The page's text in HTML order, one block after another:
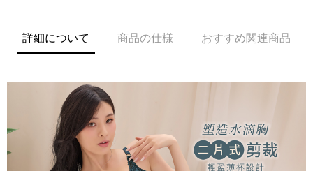
加の申請なしで即時に利用可能です。
2. 支払い方法で「OP Pay Later」を選択すると、注文が成立した後に自動
3. 実際の承認額、分割回数および費用については、後続の取引確認ページ
を基準とします。
4. 注文成立後30分以内に確認取引を行わない場合や審査が通過しない場
合、注文は自動的にキャンセルされます。「転専審査」に未通過の状況が
発生した場合は、システムの評価基準に達していないことを意味し、評価
内容についての説明はいたしかねます。
説明
一、 AFTEE代金後払いについて
2.SMSで認証してお支払い手続を進めてください。
3.注文するときのお支払いは不要です。商品はご指定の住所に配送されま
4.ご注文が完了すると、携帯に支払い通知のSMSが届きます。アプリ会員
の場合は、AFTEE アプリプッシュ通知が届きます。
5.商品受け取り時のお支払いは不要です。商品を確かめてから、SMSまた
はアプリの通知に従って、4大コンビニ、またはATM/オンラインバンキン
説明
「Hami Point」為中華電信所提供之點數服務，可於會員專區綁定中華電信
會員帳號後，即可在購物車使用 Hami Point 折抵消費金額 (1點等於1元)。
代金引換
配送方法
詳細について 商品の仕様 おすすめ関連商品